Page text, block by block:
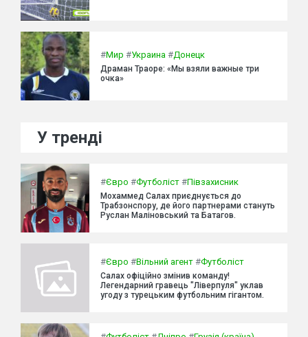
#Мир #Украина #Донецк
Драман Траоре: «Мы взяли важные три
очка»
У тренді
#Євро #Футболіст #Півзахисник
Мохаммед Салах приєднується до
Трабзонспору, де його партнерами стануть
Руслан Маліновський та Батагов.
#Євро #Вільний агент #Футболіст
Салах офіційно змінив команду!
Легендарний гравець "Ліверпуля" уклав
угоду з турецьким футбольним гігантом.